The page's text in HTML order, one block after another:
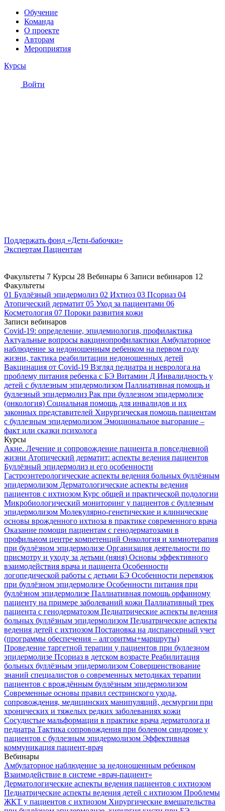
Обучение
Команда
О проекте
Авторам
Мероприятия
Курсы
Войти
Поддержать фонд «Дети-бабочки»
Экспертам Пациентам
Факультеты 7 Курсы 28 Вебинары 6 Записи вебинаров 12
Факультеты
01 Буллёзный эпидермолиз 02 Ихтиоз 03 Псориаз 04
Атопический дерматит 05 Уход за пациентами 06
Косметология 07 Пороки развития кожи
Записи вебинаров
Covid-19: определение, эпидемиология, профилактика
Актуальные вопросы вакцинопрофилактики Амбулаторное
наблюдение за недоношенным ребенком на первом году
жизни, тактика реабилитации недоношенных детей
Вакцинация от Covid-19 Взгляд педиатра и невролога на
проблему питания ребенка с БЭ Витамин Д Инвалидность у
детей с буллезным эпидермолизом Паллиативная помощь и
буллезный эпидермолиз Рак при буллезном эпидермолизе
(онкология) Социальная помощь для инвалидов и их
законных представителей Хирургическая помощь пациентам
с буллезным эпидермолизом Эмоциональное выгорание –
факт или сказки психолога
Курсы
Акне. Лечение и сопровождение пациента в повседневной
жизни Атопический дерматит: аспекты ведения пациентов
Буллёзный эпидермолиз и его особенности
Гастроэнтерологические аспекты ведения больных буллёзным
эпидермолизом Дерматологические аспекты ведения
пациентов с ихтиозом Курс общей и практической подологии
Микробиологический мониторинг у пациентов с буллезным
эпидермолизом Молекулярно-генетические и клинические
основы врожденного ихтиоза в практике современного врача
Оказание помощи пациентам с генодерматозами в
профильном центре компетенций Онкология и химиотерапия
при буллёзном эпидермолизе Организация деятельности по
присмотру и уходу за детьми (няня) Основы эффективного
взаимодействия врача и пациента Особенности
логопедической работы с детьми БЭ Особенности перевязок
при буллёзном эпидермолизе Особенности питания при
буллёзном эпидермолизе Паллиативная помощь орфанному
пациенту на примере заболеваний кожи Паллиативный трек
пациента с генодерматозом Педиатрические аспекты ведения
больных буллёзным эпидермолизом Педиатрические аспекты
ведения детей с ихтиозом Постановка на диспансерный учет
(программы обеспечения – алгоритмы+маршруты)
Проведение таргетной терапии у пациентов при буллезном
эпидермолизе Псориаз в детском возрасте Реабилитация
больных буллёзным эпидермолизом Совершенствование
знаний специалистов о современных методиках терапии
пациентов с врождённым буллёзным эпидермолизом
Современные основы правил сестринского ухода,
сопровождения, медицинских манипуляций, десмургии при
хронических и тяжелых редких заболеваниях кожи
Сосудистые мальформации в практике врача дерматолога и
педиатра Тактика сопровождения при болевом синдроме у
пациентов с буллезным эпидермолизом Эффективная
коммуникация пациент-врач
Вебинары
Амбулаторное наблюдение за недоношенным ребенком
Взаимодействие в системе «врач-пациент»
Дерматологические аспекты ведения пациентов с ихтиозом
Педиатрические аспекты ведения детей с ихтиозом Проблемы
ЖКТ у пациентов с ихтиозом Хирургические вмешательства